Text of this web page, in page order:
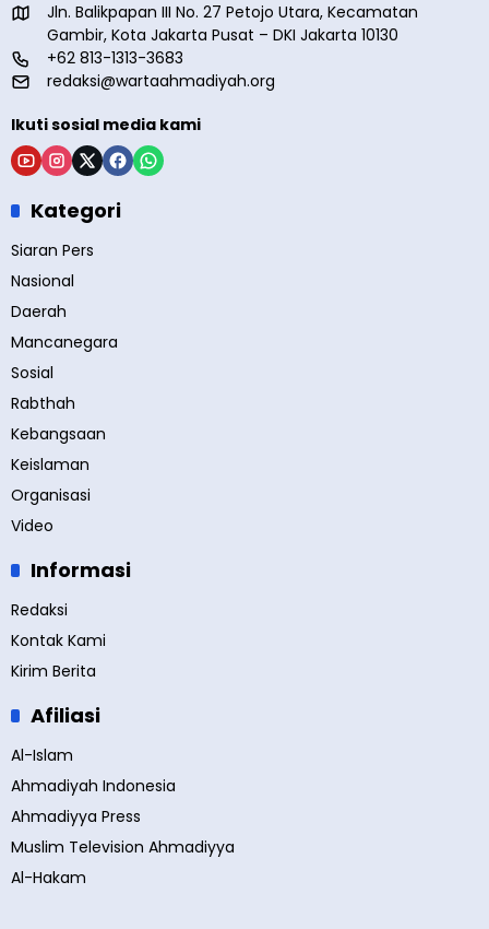
Jln. Balikpapan III No. 27 Petojo Utara, Kecamatan
Gambir, Kota Jakarta Pusat – DKI Jakarta 10130
+62 813-1313-3683
redaksi@wartaahmadiyah.org
Ikuti sosial media kami
Kategori
Siaran Pers
Nasional
Daerah
Mancanegara
Sosial
Rabthah
Kebangsaan
Keislaman
Organisasi
Video
Informasi
Redaksi
Kontak Kami
Kirim Berita
Afiliasi
Al-Islam
Ahmadiyah Indonesia
Ahmadiyya Press
Muslim Television Ahmadiyya
Al-Hakam